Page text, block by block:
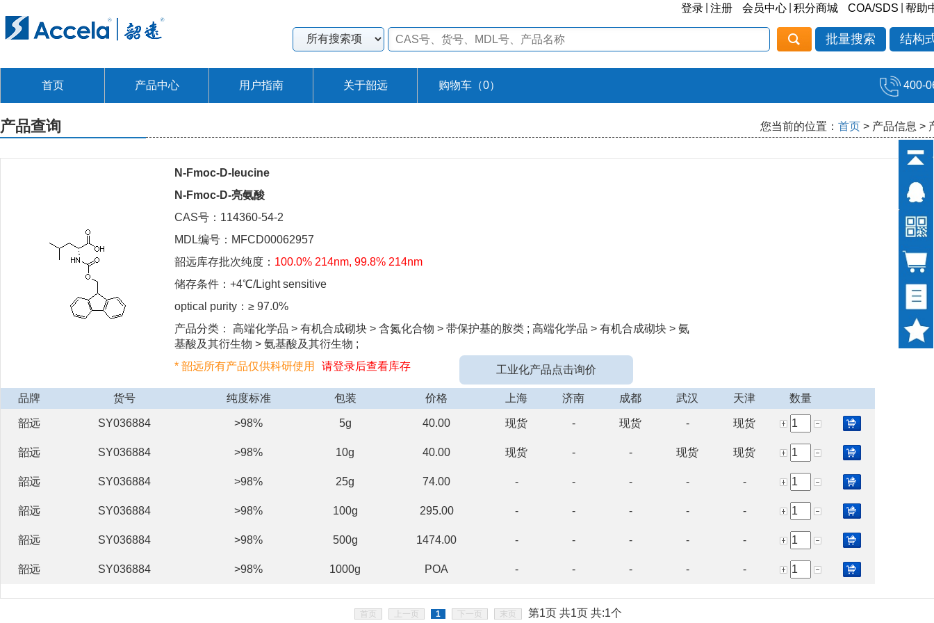
登录 注册 会员中心 积分商城 COA/SDS 帮助
批量搜索 结构
首页 产品中心 用户指南 关于韶远 购物车（0） 400-
产品查询 您当前的位置： 首页 > 产品信息 >
N-Fmoc-D-leucine
N-Fmoc-D-亮氨酸
CAS号：114360-54-2
MDL编号：MFCD00062957
韶远库存批次纯度： 100.0% 214nm, 99.8% 214nm
储存条件：+4℃/Light sensitive
optical purity：≥ 97.0%
产品分类： 高端化学品 > 有机合成砌块 > 含氮化合物 > 带保护基的胺类 ; 高端化学品 > 有机合成砌块 > 氨
基酸及其衍生物 > 氨基酸及其衍生物 ;
* 韶远所有产品仅供科研使用
请登录后查看库存 工业化产品点击询价
品牌 货号 纯度标准 包装 价格 上海 济南 成都 武汉 天津 数量
韶远 SY036884 >98% 5g 40.00 现货 - 现货 - 现货
韶远 SY036884 >98% 10g 40.00 现货 - - 现货 现货
韶远 SY036884 >98% 25g 74.00 - - - - -
韶远 SY036884 >98% 100g 295.00 - - - - -
韶远 SY036884 >98% 500g 1474.00 - - - - -
韶远 SY036884 >98% 1000g POA - - - - -
首页 上一页 1 下一页 末页 第1页 共1页 共:1个